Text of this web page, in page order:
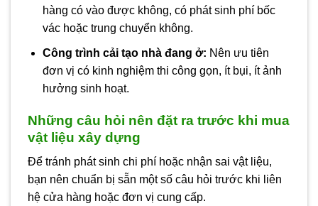
hàng có vào được không, có phát sinh phí bốc
vác hoặc trung chuyển không.
Công trình cải tạo nhà đang ở: Nên ưu tiên
đơn vị có kinh nghiệm thi công gọn, ít bụi, ít ảnh
hưởng sinh hoạt.
Những câu hỏi nên đặt ra trước khi mua
vật liệu xây dựng
Để tránh phát sinh chi phí hoặc nhận sai vật liệu,
bạn nên chuẩn bị sẵn một số câu hỏi trước khi liên
hệ cửa hàng hoặc đơn vị cung cấp.